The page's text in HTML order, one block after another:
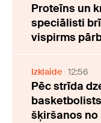
Proteīns un
speciālisti
vispirms
Izklaide 12:56
Pēc strīda
šķiršanos no